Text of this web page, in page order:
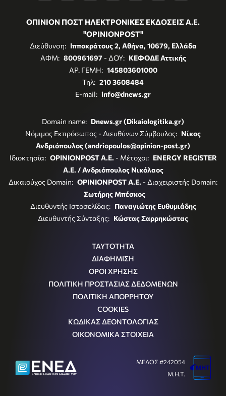
ΟΠΙΝΙΟΝ ΠΟΣΤ ΗΛΕΚΤΡΟΝΙΚΕΣ ΕΚΔΟΣΕΙΣ Α.Ε.
"OPINIONPOST"
Διεύθυνση: Ιπποκράτους 2, Αθήνα, 10679, Ελλάδα
ΑΦΜ: 800961697- ΔΟΥ: ΚΕΦΟΔΕ Αττικής
ΑΡ. ΓΕΜΗ: 145803601000
Τηλ: 210 3608484
E-mail: info@dnews.gr
Domain name: Dnews.gr (Dikaiologitika.gr)
Νόμιμος Εκπρόσωπος - Διευθύνων Σύμβουλος: Νίκος
Ανδριόπουλος (andriopoulos@opinion-post.gr)
Ιδιοκτησία: OPINIONPOST A.E. - Μέτοχοι: ENERGY REGISTER
Α.Ε. / Ανδριόπουλος Νικόλαος
Δικαιούχος Domain: OPINIONPOST A.E. - Διαχειριστής Domain:
Σωτήρης Μπέσκος
Διευθυντής Ιστοσελίδας: Παναγιώτης Ευθυμιάδης
Διευθυντής Σύνταξης: Κώστας Σαρρηκώστας
ΤΑΥΤΟΤΗΤΑ
ΔΙΑΦΗΜΙΣΗ
ΟΡΟΙ ΧΡΗΣΗΣ
ΠΟΛΙΤΙΚΗ ΠΡΟΣΤΑΣΙΑΣ ΔΕΔΟΜΕΝΩΝ
ΠΟΛΙΤΙΚΗ ΑΠΟΡΡΗΤΟΥ
COOKIES
ΚΩΔΙΚΑΣ ΔΕΟΝΤΟΛΟΓΙΑΣ
ΟΙΚΟΝΟΜΙΚΑ ΣΤΟΙΧΕΙΑ
ΜΕΛΟΣ #242054
Μ.Η.Τ.